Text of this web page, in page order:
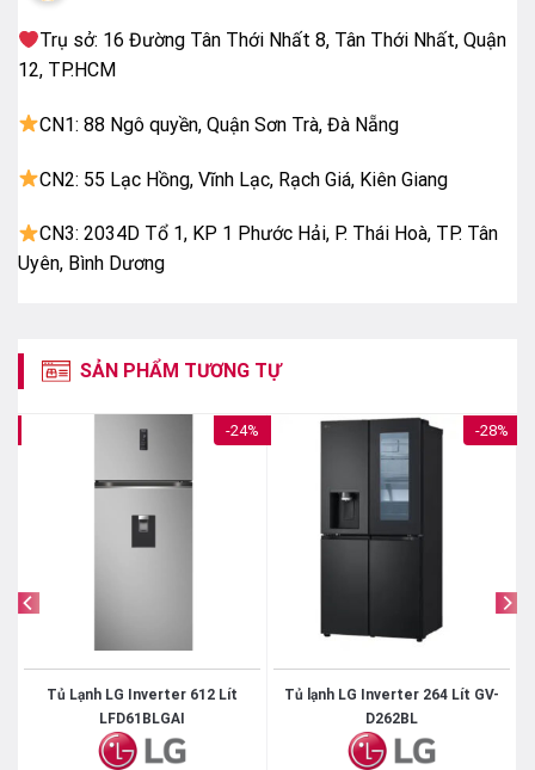
Nơi sản xuất:
Indonesia
Trụ sở: 16 Đường Tân Thới Nhất 8, Tân Thới Nhất, Quận
12, TP.HCM
CN1: 88 Ngô quyền, Quận Sơn Trà, Đà Nẵng
CN2: 55 Lạc Hồng, Vĩnh Lạc, Rạch Giá, Kiên Giang
CN3: 2034D Tổ 1, KP 1 Phước Hải, P. Thái Hoà, TP. Tân
Uyên, Bình Dương
SẢN PHẨM TƯƠNG TỰ
-24%
Tủ Lạnh LG Inverter 612 Lít
LFD61BLGAI
-28%
Tủ lạnh LG Inverter 264 Lít GV-
D262BL